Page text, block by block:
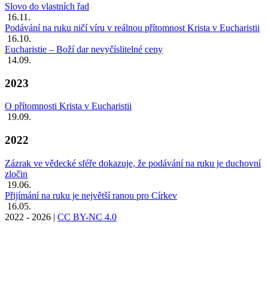
Slovo do vlastních řad
16.11.
Podávání na ruku ničí víru v reálnou přítomnost Krista v Eucharistii
16.10.
Eucharistie – Boží dar nevyčíslitelné ceny
14.09.
2023
O přítomnosti Krista v Eucharistii
19.09.
2022
Zázrak ve vědecké sféře dokazuje, že podávání na ruku je duchovní
zločin
19.06.
Přijímání na ruku je největší ranou pro Církev
16.05.
2022 - 2026 | CC BY-NC 4.0